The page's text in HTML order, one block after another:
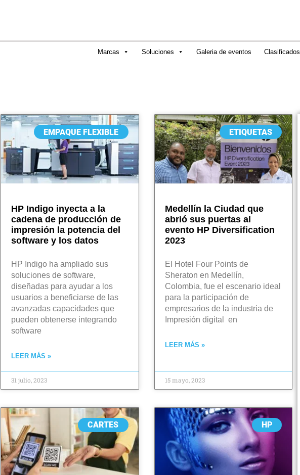
Marcas Soluciones Galeria de eventos Clasificados
EMPAQUE FLEXIBLE
HP Indigo inyecta a la
cadena de producción de
impresión la potencia del
software y los datos
HP Indigo ha ampliado sus
soluciones de software,
diseñadas para ayudar a los
usuarios a beneficiarse de las
avanzadas capacidades que
pueden obtenerse integrando
software
LEER MÁS »
31 julio, 2023
ETIQUETAS
Medellín la Ciudad que
abrió sus puertas al
evento HP Diversification
2023
El Hotel Four Points de
Sheraton en Medellín,
Colombia, fue el escenario ideal
para la participación de
empresarios de la industria de
Impresión digital en
LEER MÁS »
15 mayo, 2023
CARTES HP